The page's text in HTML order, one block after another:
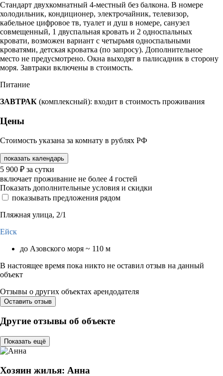
Стандарт двухкомнатный 4-местный без балкона. В номере
холодильник, кондиционер, электрочайник, телевизор,
кабельное цифровое тв, туалет и душ в номере, санузел
совмещенный, 1 двуспальная кровать и 2 односпальных
кровати, возможен вариант с четырьмя односпальными
кроватями, детская кроватка (по запросу). Дополнительное
место не предусмотрено. Окна выходят в палисадник в сторону
моря. Завтраки включены в стоимость.
Питание
ЗАВТРАК (комплексный): входит в стоимость проживания
Цены
Стоимость указана за комнату в рублях РФ
показать календарь
5 900 ₽ за сутки
включает проживание не более 4 гостей
Показать дополнительные условия и скидки
показывать предложения рядом
Пляжная улица, 2/1
Ейск
до Азовского моря ~ 110 м
В настоящее время пока никто не оставил отзыв на данный
объект
Отзывы о других объектах арендодателя
Оставить отзыв
Другие отзывы об объекте
Показать ещё
Хозяин жилья: Анна